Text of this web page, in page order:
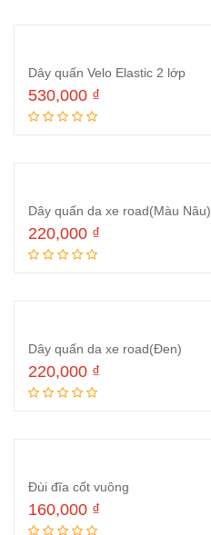
Dây quấn Velo Elastic 2 lớp
530,000 ₫
Dây quấn da xe road(Màu Nâu)
220,000 ₫
Dây quấn da xe road(Đen)
220,000 ₫
Đùi đĩa cốt vuông
160,000 ₫